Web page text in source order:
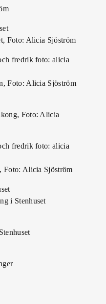
Foto: Alicia Sjöström
Foto: Alicia Sjöström
Foto: Alicia
Foto: Alicia Sjöström
i Stenhuset